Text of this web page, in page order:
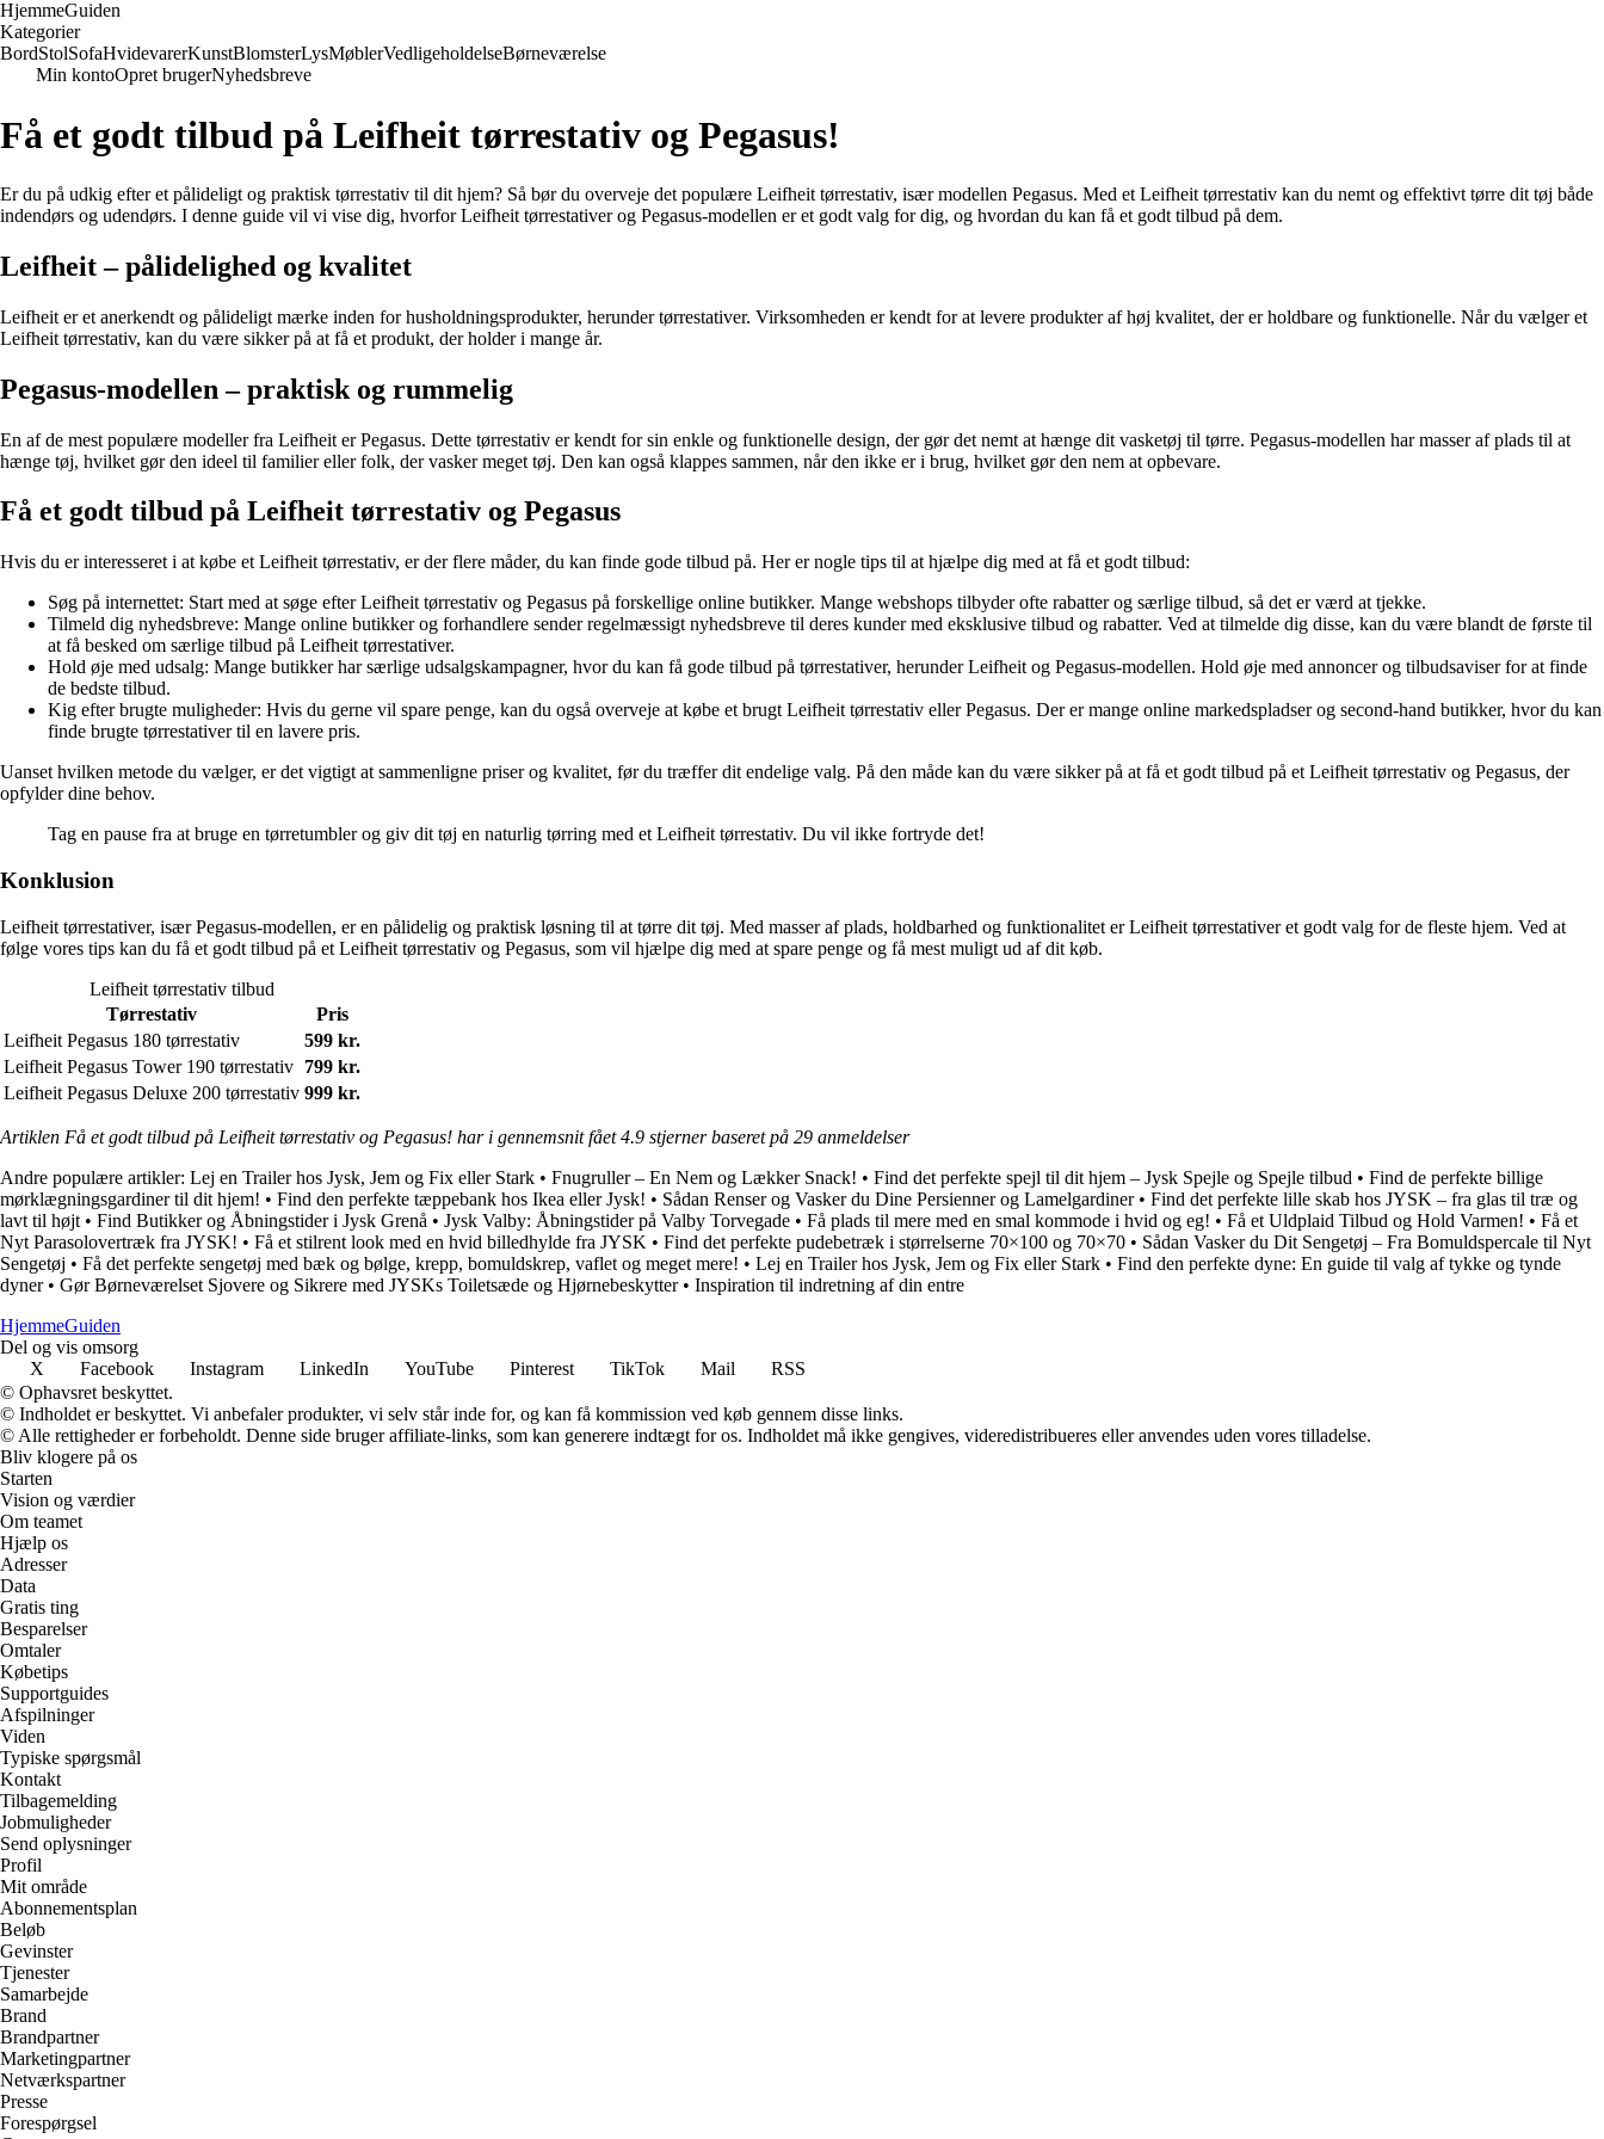
HjemmeGuiden
Kategorier
BordStolSofaHvidevarerKunstBlomsterLysMøblerVedligeholdelseBørneværelse
Min kontoOpret brugerNyhedsbreve
Få et godt tilbud på Leifheit tørrestativ og Pegasus!
Er du på udkig efter et pålideligt og praktisk tørrestativ til dit hjem? Så bør du overveje det populære Leifheit tørrestativ, især modellen Pegasus. Med et Leifheit tørrestativ kan du nemt og effektivt tørre dit tøj både
indendørs og udendørs. I denne guide vil vi vise dig, hvorfor Leifheit tørrestativer og Pegasus-modellen er et godt valg for dig, og hvordan du kan få et godt tilbud på dem.
Leifheit – pålidelighed og kvalitet
Leifheit er et anerkendt og pålideligt mærke inden for husholdningsprodukter, herunder tørrestativer. Virksomheden er kendt for at levere produkter af høj kvalitet, der er holdbare og funktionelle. Når du vælger et
Leifheit tørrestativ, kan du være sikker på at få et produkt, der holder i mange år.
Pegasus-modellen – praktisk og rummelig
En af de mest populære modeller fra Leifheit er Pegasus. Dette tørrestativ er kendt for sin enkle og funktionelle design, der gør det nemt at hænge dit vasketøj til tørre. Pegasus-modellen har masser af plads til at
hænge tøj, hvilket gør den ideel til familier eller folk, der vasker meget tøj. Den kan også klappes sammen, når den ikke er i brug, hvilket gør den nem at opbevare.
Få et godt tilbud på Leifheit tørrestativ og Pegasus
Hvis du er interesseret i at købe et Leifheit tørrestativ, er der flere måder, du kan finde gode tilbud på. Her er nogle tips til at hjælpe dig med at få et godt tilbud:
Søg på internettet: Start med at søge efter Leifheit tørrestativ og Pegasus på forskellige online butikker. Mange webshops tilbyder ofte rabatter og særlige tilbud, så det er værd at tjekke.
Tilmeld dig nyhedsbreve: Mange online butikker og forhandlere sender regelmæssigt nyhedsbreve til deres kunder med eksklusive tilbud og rabatter. Ved at tilmelde dig disse, kan du være blandt de første til
at få besked om særlige tilbud på Leifheit tørrestativer.
Hold øje med udsalg: Mange butikker har særlige udsalgskampagner, hvor du kan få gode tilbud på tørrestativer, herunder Leifheit og Pegasus-modellen. Hold øje med annoncer og tilbudsaviser for at finde
de bedste tilbud.
Kig efter brugte muligheder: Hvis du gerne vil spare penge, kan du også overveje at købe et brugt Leifheit tørrestativ eller Pegasus. Der er mange online markedspladser og second-hand butikker, hvor du kan
finde brugte tørrestativer til en lavere pris.
Uanset hvilken metode du vælger, er det vigtigt at sammenligne priser og kvalitet, før du træffer dit endelige valg. På den måde kan du være sikker på at få et godt tilbud på et Leifheit tørrestativ og Pegasus, der
opfylder dine behov.
Tag en pause fra at bruge en tørretumbler og giv dit tøj en naturlig tørring med et Leifheit tørrestativ. Du vil ikke fortryde det!
Konklusion
Leifheit tørrestativer, især Pegasus-modellen, er en pålidelig og praktisk løsning til at tørre dit tøj. Med masser af plads, holdbarhed og funktionalitet er Leifheit tørrestativer et godt valg for de fleste hjem. Ved at
følge vores tips kan du få et godt tilbud på et Leifheit tørrestativ og Pegasus, som vil hjælpe dig med at spare penge og få mest muligt ud af dit køb.
Leifheit tørrestativ tilbud
Tørrestativ
Pris
Leifheit Pegasus 180 tørrestativ
599 kr.
Leifheit Pegasus Tower 190 tørrestativ 799 kr.
Leifheit Pegasus Deluxe 200 tørrestativ 999 kr.
Artiklen Få et godt tilbud på Leifheit tørrestativ og Pegasus! har i gennemsnit fået4.9 stjerner baseret på 29 anmeldelser
Andre populære artikler: Lej en Trailer hos Jysk, Jem og Fix eller Stark • Fnugruller – En Nem og Lækker Snack! • Find det perfekte spejl til dit hjem – Jysk Spejle og Spejle tilbud • Find de perfekte billige
mørklægningsgardiner til dit hjem! • Find den perfekte tæppebank hos Ikea eller Jysk! • Sådan Renser og Vasker du Dine Persienner og Lamelgardiner• Find det perfekte lille skab hos JYSK – fra glas til træ og
lavt til højt • Find Butikker og Åbningstider i Jysk Grenå • Jysk Valby: Åbningstider på Valby Torvegade • Få plads til mere med en smal kommode i hvid og eg! • Få et Uldplaid Tilbud og Hold Varmen! • Få et
Nyt Parasolovertræk fra JYSK! • Få et stilrent look med en hvid billedhylde fra JYSK • Find det perfekte pudebetræk i størrelserne 70×100 og 70×70 • Sådan Vasker du Dit Sengetøj – Fra Bomuldspercale til Nyt
Sengetøj • Få det perfekte sengetøj med bæk og bølge, krepp, bomuldskrep, vaflet og meget mere! • Lej en Trailer hos Jysk, Jem og Fix eller Stark • Find den perfekte dyne: En guide til valg af tykke og tynde
dyner• Gør Børneværelset Sjovere og Sikrere med JYSKs Toiletsæde og Hjørnebeskytter• Inspiration til indretning af din entre
HjemmeGuiden
Del og vis omsorg
X
Facebook Instagram LinkedIn YouTube Pinterest TikTok Mail
RSS
© Ophavsret beskyttet.
© Indholdet er beskyttet. Vi anbefaler produkter, vi selv står inde for, og kan få kommission ved køb gennem disse links.
© Alle rettigheder er forbeholdt. Denne side bruger affiliate-links, som kan generere indtægt for os. Indholdet må ikke gengives, videredistribueres eller anvendes uden vores tilladelse.
Bliv klogere på os
Starten
Vision og værdier
Om teamet
Hjælp os
Adresser
Data
Gratis ting
Besparelser
Omtaler
Købetips
Supportguides
Afspilninger
Viden
Typiske spørgsmål
Kontakt
Tilbagemelding
Jobmuligheder
Send oplysninger
Profil
Mit område
Abonnementsplan
Beløb
Gevinster
Tjenester
Samarbejde
Brand
Brandpartner
Marketingpartner
Netværkspartner
Presse
Forespørgsel